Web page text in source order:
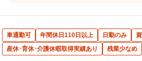
車通勤可 年間休日110日以上 日勤のみ
産休･育休･介護休暇取得実績あり
残業少なめ